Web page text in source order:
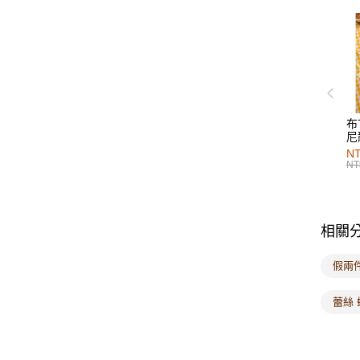
布
相關
假兩
蕾絲